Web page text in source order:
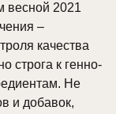
весной 2021
–
качества
строга к генно-
Не
и добавок,